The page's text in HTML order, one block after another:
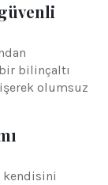
bilinçaltı
olumsuz
kendisini